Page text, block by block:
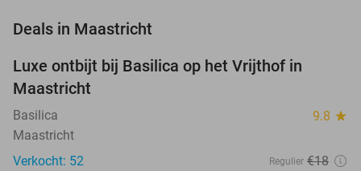
Deals in Maastricht
Luxe ontbijt bij Basilica op het Vrijthof in
Maastricht
Basilica 9.8 star
Maastricht
Verkocht: 52
Regulier €18